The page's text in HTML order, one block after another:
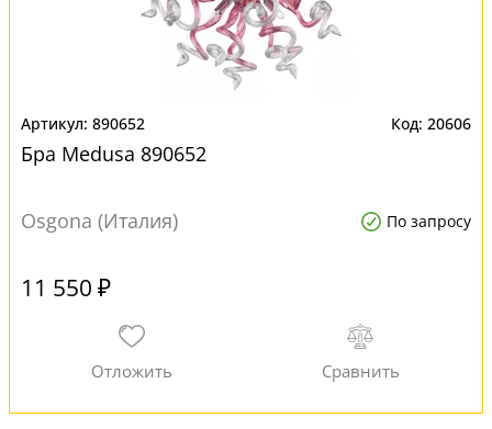
890652 20606
Бра Medusa 890652
Osgona (Италия) По запросу
11 550 ₽